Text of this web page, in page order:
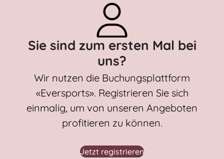
Sie sind zum ersten Mal bei
uns?
Wir nutzen die Buchungsplattform
«Eversports». Registrieren Sie sich
einmalig, um von unseren Angeboten
profitieren zu können.
Jetzt registrieren